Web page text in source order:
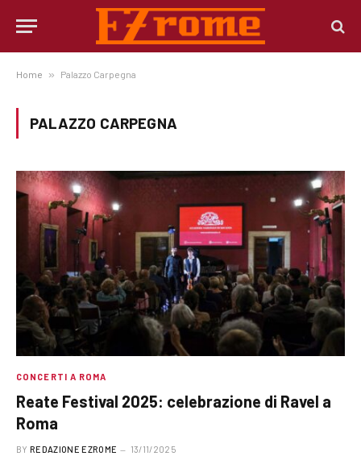
Home » Palazzo Carpegna
PALAZZO CARPEGNA
CONCERTI A ROMA
Reate Festival 2025: celebrazione di Ravel a
Roma
BY REDAZIONE EZROME 13/11/2025